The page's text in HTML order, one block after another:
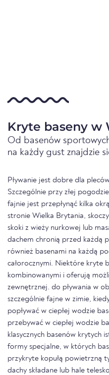
Kryte baseny w
Od basenów
na każdy gust znajdzie
Pływanie jest dobre dla
Szczególnie przy złej
fajnie jest przepłynąć kilka
stronie Wielka Brytania,
skoki z wieży nurkowej lub
dachem chronią przed każdą
również basenami na każdą
całorocznymi. Niektóre kryte
kombinowanymi i oferują
zewnętrznej. do pływania w
szczególnie fajne w zimie,
popływać w ciepłej wodzie
przebywać w ciepłej wodzie
klasycznych basenów krytych
formy specjalne, w których
przykryte kopułą powietrzną
dachy składane lub hale